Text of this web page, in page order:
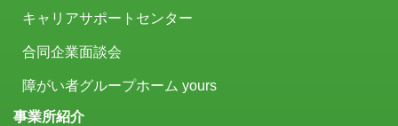
キャリアサポートセンター
合同企業面談会
障がい者グループホーム yours
事業所紹介